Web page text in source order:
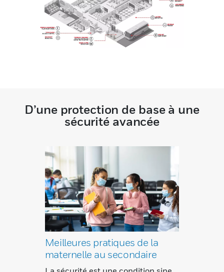
D’une protection de base à une
sécurité avancée
Meilleures pratiques de la
maternelle au secondaire